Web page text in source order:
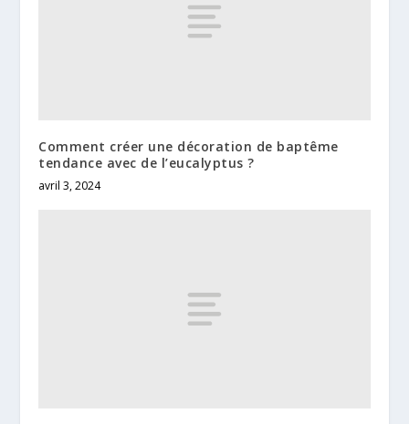
Comment créer une décoration de baptême
tendance avec de l’eucalyptus ?
avril 3, 2024